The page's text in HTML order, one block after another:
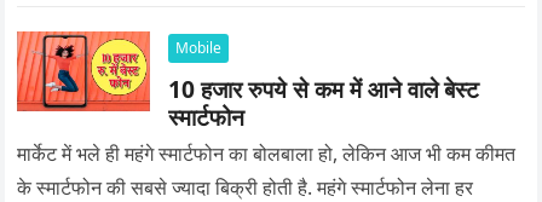
Mobile
10 हजार रुपये से कम में आने वाले बेस्ट
स्मार्टफोन
मार्केट में भले ही महंगे स्मार्टफोन का बोलबाला हो, लेकिन आज भी कम कीमत
के स्मार्टफोन की सबसे ज्यादा बिक्री होती है. महंगे स्मार्टफोन लेना हर